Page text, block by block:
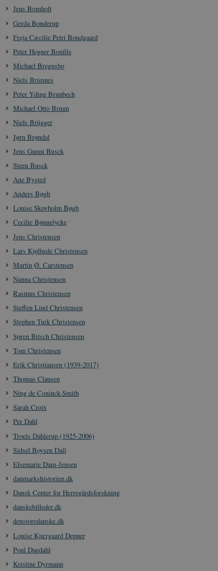
Jens Bomholt
Gerda Bonderup
Freja Cæcilie Petri Bondgaard
Peter Hegner Bonfils
Michael Bregnsbo
Niels Brimnes
Peter Yding Brunbech
Michael Otto Bruun
Niels Brügger
Jørn Brøndal
Jens Gunni Busck
Steen Busck
Ane Bysted
Anders Bøgh
Louise Skovholm Bøgh
Cecilie Bønnelycke
Jens Christensen
Lars Kjølhede Christensen
Martin Ø. Carstensen
Nanna Christensen
Rasmus Christensen
Steffen Lind Christensen
Stephen Turk Christensen
Søren Bitsch Christensen
Tom Christensen
Erik Christiansen (1939-2017)
Thomas Clausen
Ning de Coninck-Smith
Sarah Croix
Per Dahl
Troels Dahlerup (1925-2006)
Sidsel Boysen Dall
Elsemarie Dam-Jensen
danmarkshistorien.dk
Dansk Center for Herregårdsforskning
danskebilleder.dk
denstoredanske.dk
Louise Kjærgaard Depner
Poul Duedahl
Kristine Dyrmann